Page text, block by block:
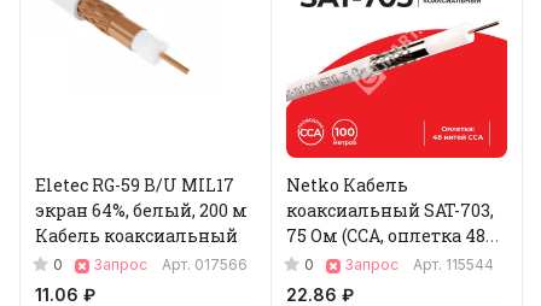
Eletec RG-59 B/U MIL17
экран 64%, белый, 200 м
Кабель коаксиальный
0 Запрос Арт. 017566
11.06 ₽
Netko Кабель
коаксиальный SAT-703,
75 Ом (CCA, оплетка 48
нитей CCA), белый (100м)
Optima
0 Запрос Арт. 115544
22.86 ₽